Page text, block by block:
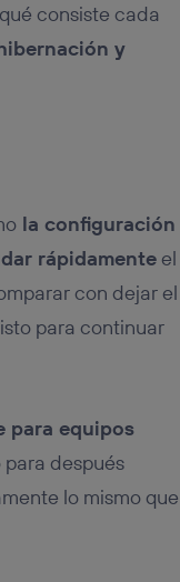
consiste cada
y
la configuración
rápidamenteel
con dejar el
para continuar
para equipos
después
lo mismo que